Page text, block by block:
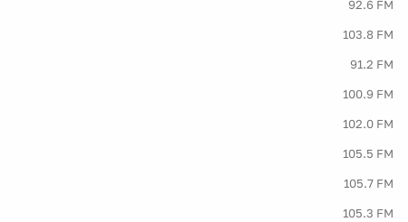
92.6 FM
103.8 FM
91.2 FM
100.9 FM
102.0 FM
105.5 FM
105.7 FM
105.3 FM